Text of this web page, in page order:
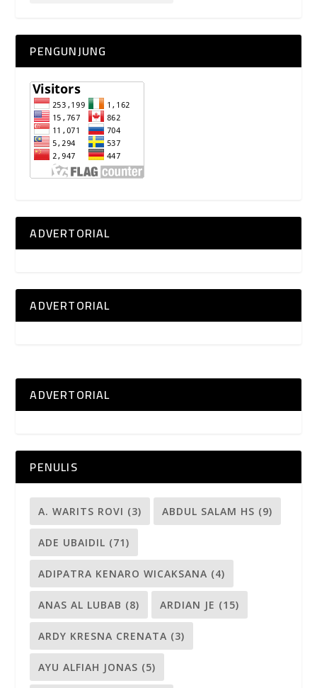
PENGUNJUNG
ADVERTORIAL
ADVERTORIAL
ADVERTORIAL
PENULIS
A. WARITS ROVI (3) ABDUL SALAM HS (9)
ADE UBAIDIL (71)
ADIPATRA KENARO WICAKSANA (4)
ANAS AL LUBAB (8) ARDIAN JE (15)
ARDY KRESNA CRENATA (3)
AYU ALFIAH JONAS (5)